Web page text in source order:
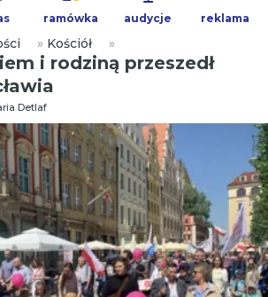
ramówka audycje reklama
» Kościół »
i rodziną przeszedł
Detlaf